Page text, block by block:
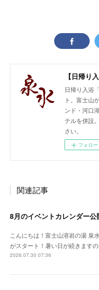
【日帰り
日帰り入浴
ト。富士山
ンド・河口
テルを併設
さい。
フォロー
関連記事
8月のイベントカレンダー公
こんにちは！富士山溶岩の湯 泉
がスタート！暑い日が続きます
2026.07.30 07:36